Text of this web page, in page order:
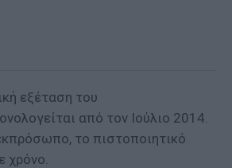
εξέταση του
από τον Ιούλιο 2014.
το πιστοποιητικό
χρόνο.